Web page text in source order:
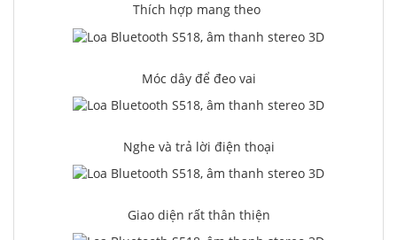
Thích hợp mang theo
Móc dây để đeo vai
Nghe và trả lời điện thoại
Giao diện rất thân thiện